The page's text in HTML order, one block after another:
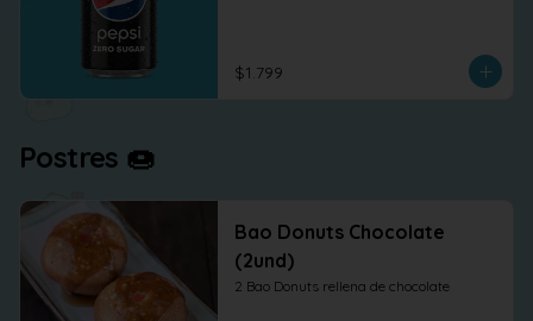
$1.799
Postres 🍩
Bao Donuts Chocolate
(2und)
2 Bao Donuts rellena de chocolate